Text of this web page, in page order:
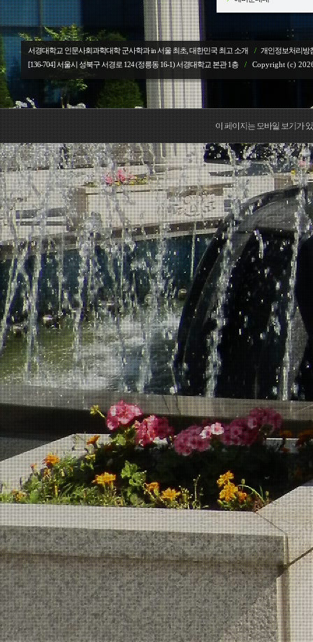
서경대학교 인문사회과학대학 군사학과 in 서울 최초, 대한민국 최고 소개 /
개인정보처리방
[136-704] 서울시 성북구 서경로 124 (정릉동 16-1) 서경대학교본관 1층 / Copyright (c)
이 페이지는 모바일 보기가